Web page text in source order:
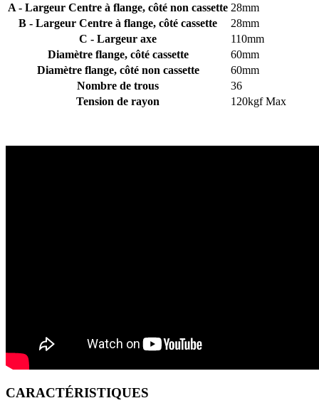
A - Largeur Centre à flange, côté non cassette 28mm
B - Largeur Centre à flange, côté cassette
28mm
C - Largeur axe
110mm
Diamètre flange, côté cassette
60mm
Diamètre flange, côté non cassette
60mm
Nombre de trous
36
Tension de rayon
120kgf Max
CARACTÉRISTIQUES